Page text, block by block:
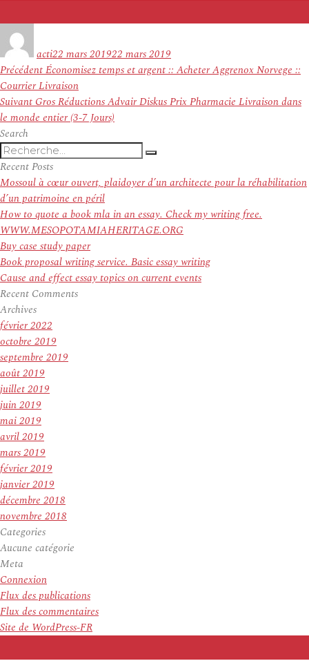
actile
22 mars 201922 mars 2019
Navigation
de
l’article
PrécédentArticle
précédent :
Économisez temps et argent :: Acheter Aggrenox Norvege ::
Courrier Livraison
Suivant Article
suivant :
Gros Réductions Advair Diskus Prix Pharmacie Livraison dans
le monde entier (3-7 Jours)
Search
Recherche
pour
:
Recherche
Recent Posts
Mossoul à cœur ouvert, plaidoyer d’un architecte pour la réhabilitation
d’un patrimoine en péril
How to quote a book mla in an essay. Check my writing free.
WWW.MESOPOTAMIAHERITAGE.ORG
Buy case study paper
Book proposal writing service. Basic essay writing
Cause and effect essay topics on current events
Recent Comments
Archives
février 2022
octobre 2019
septembre 2019
août 2019
juillet 2019
juin 2019
mai 2019
avril 2019
mars 2019
février 2019
janvier 2019
décembre 2018
novembre 2018
Categories
Aucune catégorie
Meta
Connexion
Flux des publications
Flux des commentaires
Site de WordPress-FR